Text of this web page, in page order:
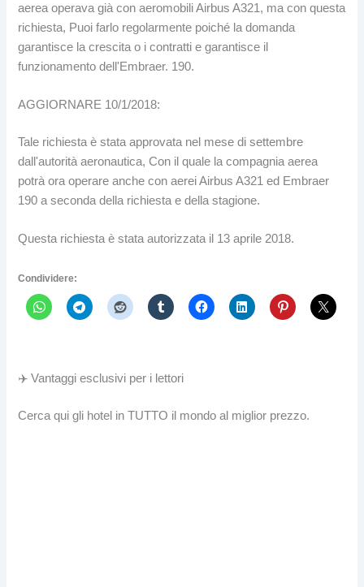
aerea operava già con aeromobili Airbus A321, ma con questa
richiesta, Puoi farlo regolarmente poiché la domanda
garantisce la crescita o i contratti e garantisce il
funzionamento dell'Embraer. 190.
AGGIORNARE 10/1/2018:
Tale richiesta è stata approvata nel mese di settembre
dall'autorità aeronautica, Con il quale la compagnia aerea
potrà ora operare anche con aerei Airbus A321 ed Embraer
190 a seconda della richiesta e della stagione.
Questa richiesta è stata autorizzata il 13 aprile 2018.
Condividere:
✈️ Vantaggi esclusivi per i lettori
Cerca qui gli hotel in TUTTO il mondo al miglior prezzo.